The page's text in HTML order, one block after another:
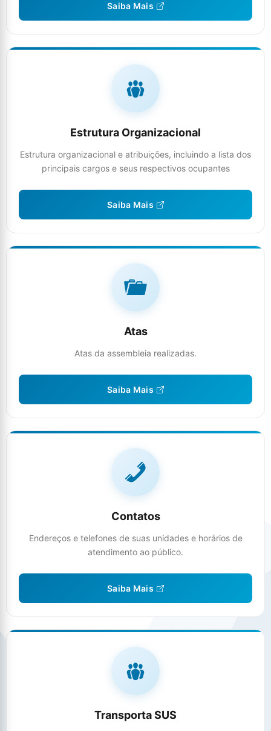
Saiba Mais
Estrutura Organizacional
Estrutura organizacional e atribuições, incluindo a lista dos
principais cargos e seus respectivos ocupantes
Saiba Mais
Atas
Atas da assembleia realizadas.
Saiba Mais
Contatos
Endereços e telefones de suas unidades e horários de
atendimento ao público.
Saiba Mais
Transporta SUS